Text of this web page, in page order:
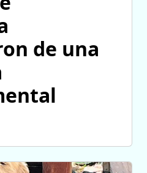
de una